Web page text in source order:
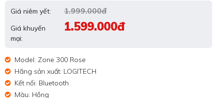
Giá niêm yết: 1.999.000đ
Giá khuyến
mại:
1.599.000đ
Model: Zone 300 Rose
Hãng sản xuất: LOGITECH
Kết nối: Bluetooth
Màu: Hồng